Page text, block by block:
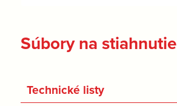
Súbory na stiahnutie
Technické listy